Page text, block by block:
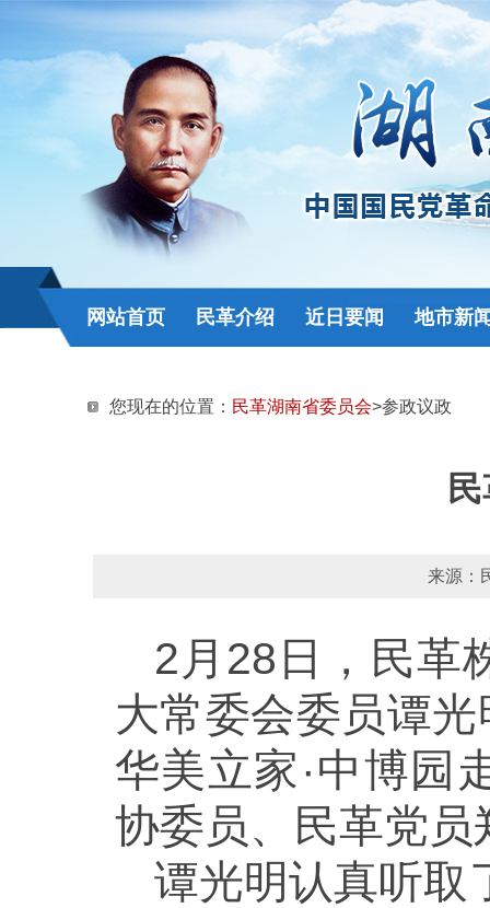
网站首页 民革介绍 近日要闻 地市新
您现在的位置： 民革湖南省委员会>参政议政
来源
2月28日，民革
大常委会委员谭
华美立家·中博园
协委员、民革党
谭光明认真听取